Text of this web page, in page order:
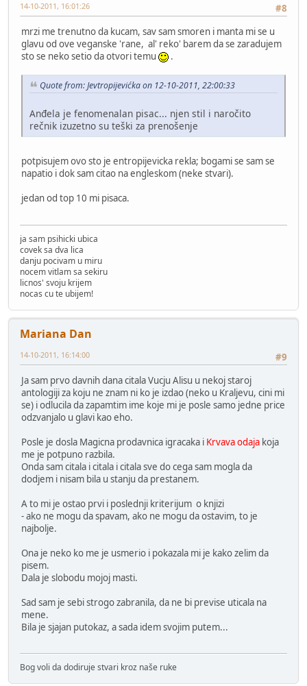
#8
14-10-2011, 16:01:26
mrzi me trenutno da kucam, sav sam smoren i manta mi se u
glavu od ove veganske 'rane, al' reko' barem da se zaradujem
sto se neko setio da otvori temu
.
Quote from: Jevtropijevićka on 12-10-2011, 22:00:33
Anđela je fenomenalan pisac... njen stil i naročito
rečnik izuzetno su teški za prenošenje
potpisujem ovo sto je entropijevicka rekla; bogami se sam se
napatio i dok sam citao na engleskom (neke stvari).
jedan od top 10 mi pisaca.
ja sam psihicki ubica
covek sa dva lica
danju pocivam u miru
nocem vitlam sa sekiru
licnos' svoju krijem
nocas cu te ubijem!
Mariana Dan
#9
14-10-2011, 16:14:00
Ja sam prvo davnih dana citala Vucju Alisu u nekoj staroj
antologiji za koju ne znam ni ko je izdao (neko u Kraljevu, cini mi
se) i odlucila da zapamtim ime koje mi je posle samo jedne price
odzvanjalo u glavi kao eho.
Posle je dosla Magicna prodavnica igracaka i Krvava odaja koja
me je potpuno razbila.
Onda sam citala i citala i citala sve do cega sam mogla da
dodjem i nisam bila u stanju da prestanem.
A to mi je ostao prvi i poslednji kriterijum o knjizi
- ako ne mogu da spavam, ako ne mogu da ostavim, to je
najbolje.
Ona je neko ko me je usmerio i pokazala mi je kako zelim da
pisem.
Dala je slobodu mojoj masti.
Sad sam je sebi strogo zabranila, da ne bi previse uticala na
mene.
Bila je sjajan putokaz, a sada idem svojim putem...
Bog voli da dodiruje stvari kroz naše ruke